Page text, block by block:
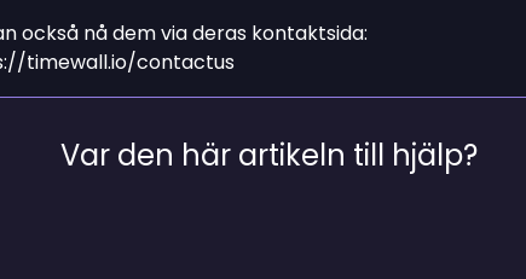
också nå dem via deras kontaktsida:
timewall.io/contactus
Var den här artikeln till hjälp?